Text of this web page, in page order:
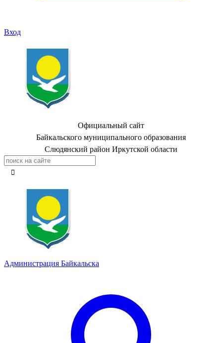
Вход
Официальный сайт
Байкальского муниципального образования
Слюдянский район Иркутской области
Администрация Байкальска